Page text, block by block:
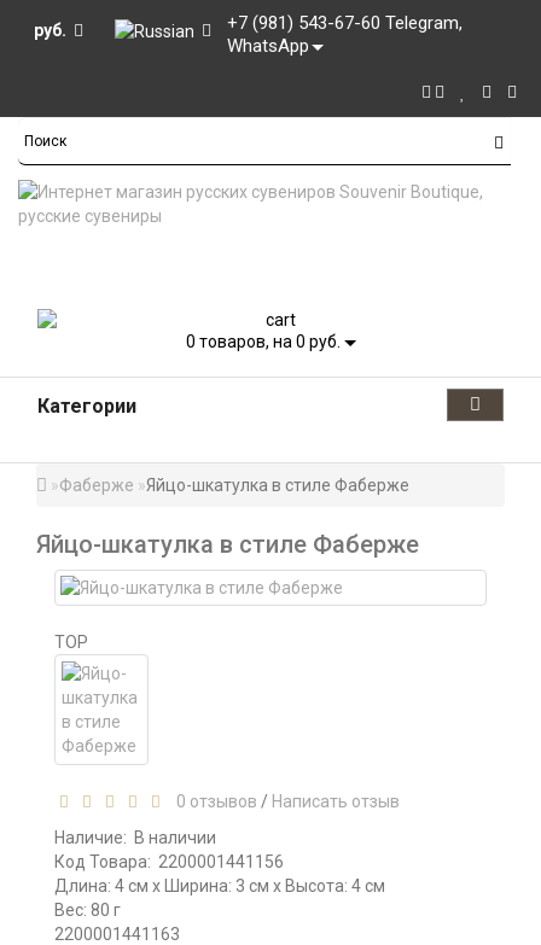
руб.
+7 (981) 543-67-60 Telegram,
WhatsApp
0 товаров, на 0 руб.
Категории
Фаберже Яйцо-шкатулка в стиле Фаберже
Яйцо-шкатулка в стиле Фаберже
TOP
0 отзывов / Написать отзыв
Наличие: В наличии
Код Товара: 2200001441156
Длина: 4 см x Ширина: 3 см x Высота: 4 см
Вес: 80 г
2200001441163